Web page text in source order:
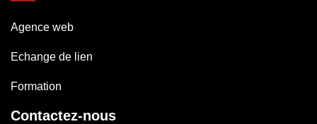
Agence web
Echange de lien
Formation
Contactez-nous